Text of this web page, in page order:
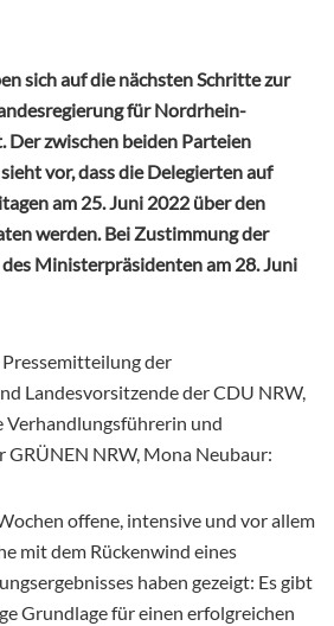
sich auf die nächsten Schritte zur
für Nordrhein-
zwischen beiden Parteien
vor, dass die Delegierten auf
am 25. Juni 2022 über den
werden. Bei Zustimmung der
Ministerpräsidenten am 28. Juni
der
Landesvorsitzende der CDU NRW,
Verhandlungsführerin und
GRÜNEN NRW, Mona Neubaur:
offene, intensive und vor allem
mit dem Rückenwind eines
haben gezeigt: Es gibt
Grundlage für einen erfolgreichen